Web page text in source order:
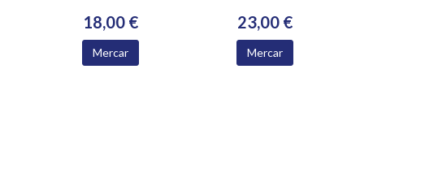
18,00 €
Mercar
23,00 €
Mercar